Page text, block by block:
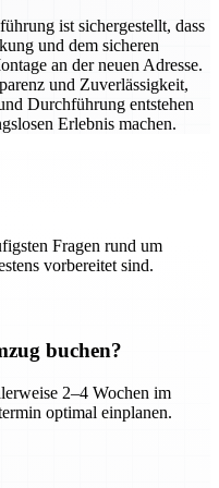
ist sichergestellt, dass
und dem sicheren
an der neuen Adresse.
und Zuverlässigkeit,
Durchführung entstehen
Erlebnis machen.
Fragen rund um
vorbereitet sind.
buchen?
2–4 Wochen im
optimal einplanen.